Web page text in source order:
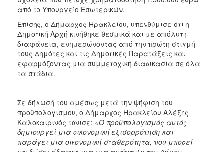
από το Υπουργείο Εσωτερικών.
Επίσης, ο Δήμαρχος Ηρακλείου, υπενθύμισε ότι η
Δημοτική Αρχή κινήθηκε θεσμικά και με απόλυτη
διαφάνεια, ενημερώνοντας από την πρώτη στιγμή
τους Δημότες και τις Δημοτικές Παρατάξεις και
εφαρμόζοντας μια συμμετοχική διαδικασία σε όλα
τα στάδια.
Σε δήλωσή του αμέσως μετά την ψήφιση του
προϋπολογισμού, ο Δήμαρχος Ηρακλείου Αλέξης
Καλοκαιρινός τόνισε: «Ο προϋπολογισμός αυτός
δημιουργεί μια οικονομική εξισορρόπηση και
παράγει μια οικονομική σταθερότητα, που μπορεί